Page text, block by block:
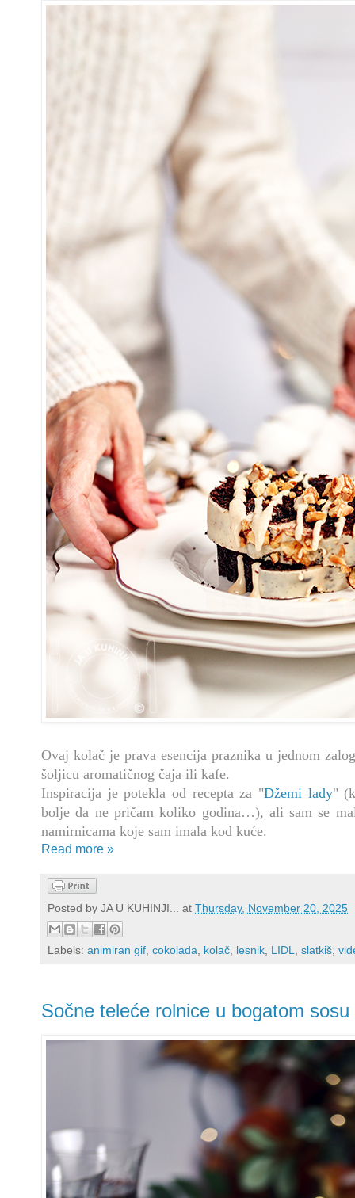
Ovaj kolač je prava esencija praznika u jednom
šoljicu aromatičnog čaja ili kafe.
Inspiracija je potekla od recepta za "Džemi lady"
bolje da ne pričam koliko godina…), ali sam se
namirnicama koje sam imala kod kuće.
Read more »
Posted by JA U KUHINJI... at Thursday, November 20, 2025
Labels: animiran gif cokolada kolač lesnik LIDL slatkiš
Sočne teleće rolnice u bogatom